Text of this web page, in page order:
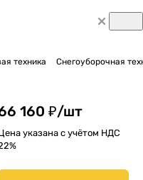
техника Снегоуборочная
160 ₽/шт
указана с учётом НДС